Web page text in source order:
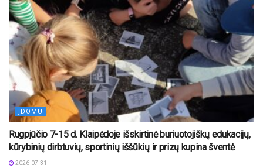
ĮDOMU
Rugpjūčio 7-15 d. Klaipėdoje išskirtinė buriuotojiškų edukacijų,
kūrybinių dirbtuvių, sportinių iššūkių ir prizų kupina šventė
2026-07-31